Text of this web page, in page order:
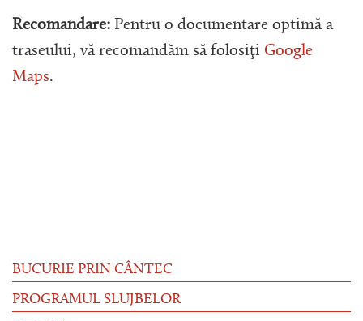
Recomandare: Pentru o documentare optimă a
traseului, vă recomandăm să folosiţi Google
Maps.
BUCURIE PRIN CÂNTEC
PROGRAMUL SLUJBELOR